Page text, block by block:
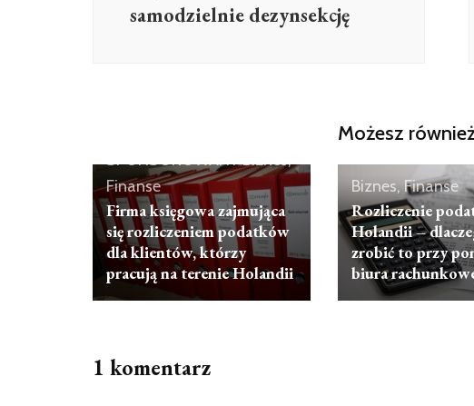
samodzielnie dezynsekcję
Możesz
SPONSOROWANYBiznes,
Finanse
Firma księgowa zajmująca
się rozliczeniem podatków
dla klientów, którzy
pracują na terenie Holandii
Biznes, Finanse
Rozliczenie
Holandii –
zrobić to przy
biura
1 komentarz